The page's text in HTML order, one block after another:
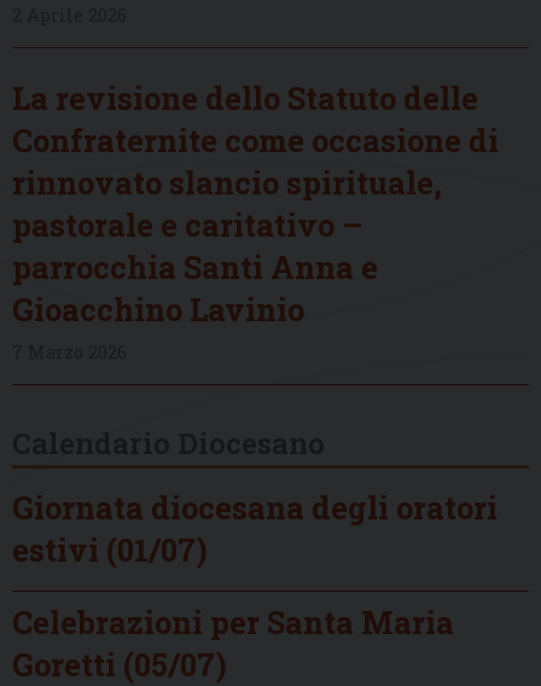
La revisione dello Statuto delle
Confraternite come occasione di
rinnovato slancio spirituale,
pastorale e caritativo –
parrocchia Santi Anna e
Gioacchino Lavinio
Giornata diocesana degli oratori
estivi (01/07)
Celebrazioni per Santa Maria
Goretti (05/07)